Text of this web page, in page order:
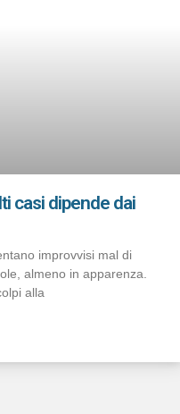
casi dipende dai
improvvisi mal di
almeno in apparenza.
alla